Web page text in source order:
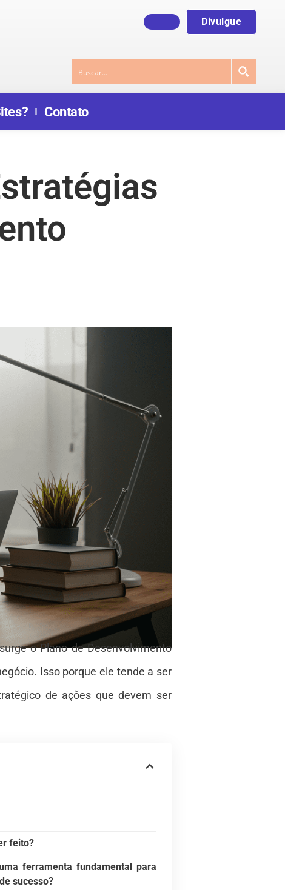
Divulgue
Contato
o Plano de Desenvolvimento
Isso porque ele tende a ser
de ações que devem ser
feito?
ferramenta fundamental para
sucesso?